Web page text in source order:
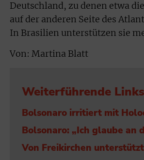
Deutschland, zu denen etwa
auf der anderen Seite des
In Brasilien unterstützen sie
Von: Martina Blatt
Weiterführende Links
Bolsonaro irritiert mit
Bolsonaro: „Ich glaube an
Von Freikirchen